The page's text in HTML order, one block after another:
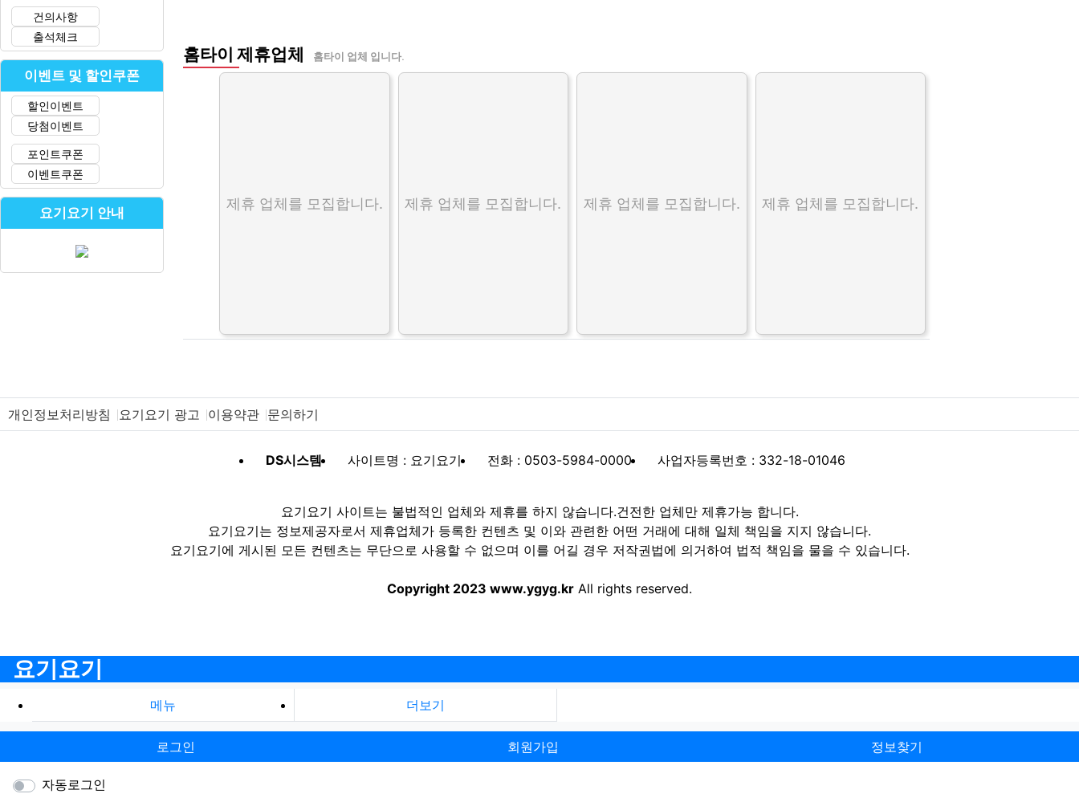
홈타이 제휴업체 홈타이 업체 입니다.
제휴 업체를 모집합니다. 제휴 업체를 모집합니다. 제휴 업체를 모집합니다. 제휴 업체를 모집합니다.
건의사항
출석체크
이벤트 및 할인쿠폰
할인이벤트
당첨이벤트
포인트쿠폰
이벤트쿠폰
요기요기 안내
개인정보처리방침 요기요기 광고 이용약관 문의하기
DS시스템 사이트명 : 요기요기 전화 : 0503-5984-0000 사업자등록번호 : 332-18-01046
요기요기 사이트는 불법적인 업체와 제휴를 하지 않습니다.건전한 업체만 제휴가능 합니다.
요기요기는 정보제공자로서 제휴업체가 등록한 컨텐츠 및 이와 관련한 어떤 거래에 대해 일체 책임을 지지 않습니다.
요기요기에 게시된 모든 컨텐츠는 무단으로 사용할 수 없으며 이를 어길 경우 저작권법에 의거하여 법적 책임을 물을 수 있습니다.
Copyright 2023 www.ygyg.kr All rights reserved.
요기요기
메뉴 더보기
로그인 회원가입 정보찾기
자동로그인